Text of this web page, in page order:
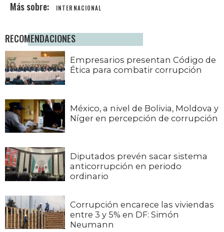
INTERNACIONAL
RECOMENDACIONES
Empresarios presentan Código de
Ética para combatir corrupción
México, a nivel de Bolivia, Moldova y
Níger en percepción de corrupción
Diputados prevén sacar sistema
anticorrupción en periodo
ordinario
Corrupción encarece las viviendas
entre 3 y 5% en DF: Simón
Neumann